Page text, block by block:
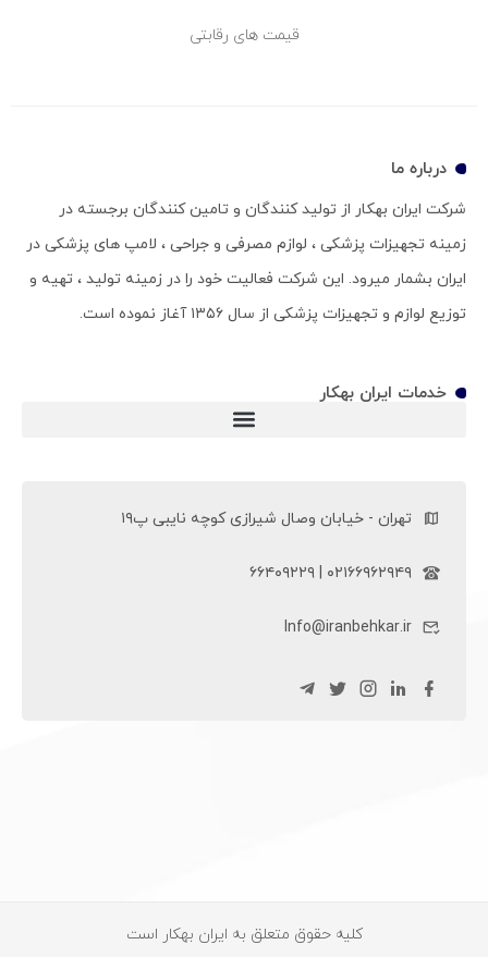
قیمت های رقابتی
درباره ما
شرکت ایران بهکار از تولید کنندگان و تامین کنندگان برجسته در
زمینه تجهیزات پزشکی ، لوازم مصرفی و جراحی ، لامپ های پزشکی در
ایران بشمار میرود. این شرکت فعالیت خود را در زمینه تولید ، تهیه و
توزیع لوازم و تجهیزات پزشکی از سال ۱۳۵۶ آغاز نموده است.
خدمات ایران بهکار
تهران - خیابان وصال شیرازی کوچه نایبی پ۱۹
۰۲۱۶۶۹۶۲۹۴۹ | ۶۶۴۰۹۲۲۹
Info@iranbehkar.ir
کلیه حقوق متعلق به ایران بهکار است